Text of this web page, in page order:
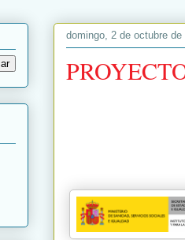
domingo, 2 de octubre de